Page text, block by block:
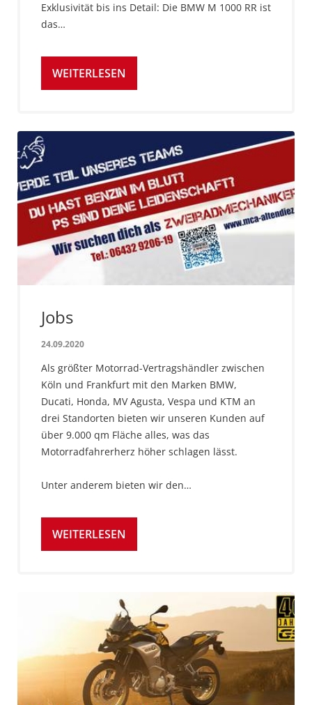
Exklusivität bis ins Detail: Die BMW M 1000 RR ist
das…
WEITERLESEN
Jobs
24.09.2020
Als größter Motorrad-Vertragshändler zwischen
Köln und Frankfurt mit den Marken BMW,
Ducati, Honda, MV Agusta, Vespa und KTM an
drei Standorten bieten wir unseren Kunden auf
über 9.000 qm Fläche alles, was das
Motorradfahrerherz höher schlagen lässt.
Unter anderem bieten wir den…
WEITERLESEN